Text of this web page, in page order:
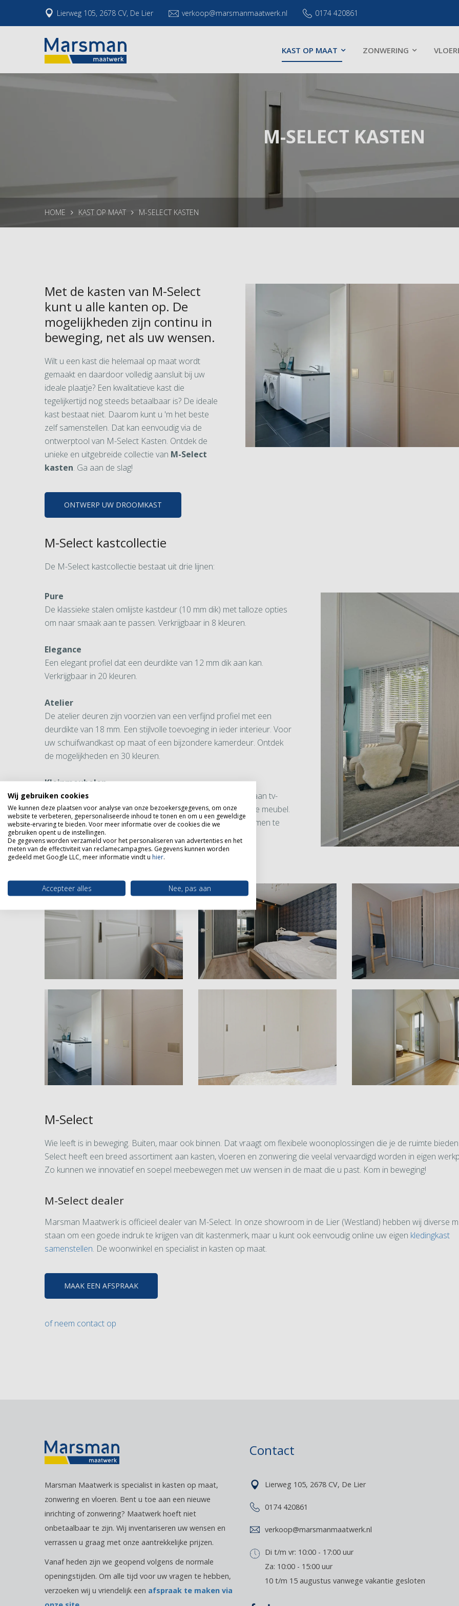
Lierweg 105, 2678 CV, De Lier verkoop@marsmanmaatwerk.nl 0174 420861
KAST OP MAAT ZONWERING
M-SELECT KASTEN
HOME KAST OP MAAT M-SELECT KASTEN
Met de kasten van M-Select
kunt u alle kanten op. De
mogelijkheden zijn continu in
beweging, net als uw wensen.
Wilt u een kast die helemaal op maat wordt
gemaakt en daardoor volledig aansluit bij uw
ideale plaatje? Een kwalitatieve kast die
tegelijkertijd nog steeds betaalbaar is? De ideale
kast bestaat niet. Daarom kunt u 'm het beste
zelf samenstellen. Dat kan eenvoudig via de
ontwerptool van M-Select Kasten. Ontdek de
unieke en uitgebreide collectie van M-Select
kasten. Ga aan de slag!
ONTWERP UW DROOMKAST
M-Select kastcollectie
De M-Select kastcollectie bestaat uit drie lijnen:
Pure
De klassieke stalen omlijste kastdeur (10 mm dik) met talloze opties
om naar smaak aan te passen. Verkrijgbaar in 8 kleuren.
Elegance
Een elegant profiel dat een deurdikte van 12 mm dik aan kan.
Verkrijgbaar in 20 kleuren.
Atelier
De atelier deuren zijn voorzien van een verfijnd profiel met een
deurdikte van 18 mm. Een stijlvolle toevoeging in ieder interieur. Voor
uw schuifwandkast op maat of een bijzondere kamerdeur. Ontdek
de mogelijkheden en 30 kleuren.
Kleinmeubelen
Ook kunt u bij M-Select terecht voor kleinmeubelen. Denk aan tv-
meubelen, wandmeubelen of bijvoorbeeld een wasmachine meubel.
Ook de kleinmeubelen zijn in talloze kleurmogelijkheden samen te
stellen.
M-Select
Wie leeft is in beweging. Buiten, maar ook binnen. Dat vraagt om flexibele woonoplossingen die je de ruimte
Select heeft een breed assortiment aan kasten, vloeren en zonwering die veelal vervaardigd worden in eigen
Zo kunnen we innovatief en soepel meebewegen met uw wensen in de maat die u past. Kom in beweging!
M-Select dealer
Marsman Maatwerk is officieel dealer van M-Select. In onze showroom in de Lier (Westland) hebben wij diverse
staan om een goede indruk te krijgen van dit kastenmerk, maar u kunt ook eenvoudig online uw eigen kledingkast
samenstellen. De woonwinkel en specialist in kasten op maat.
MAAK EEN AFSPRAAK
of neem contact op
Marsman Maatwerk is specialist in kasten op maat,
zonwering en vloeren. Bent u toe aan een nieuwe
inrichting of zonwering? Maatwerk hoeft niet
onbetaalbaar te zijn. Wij inventariseren uw wensen en
verrassen u graag met onze aantrekkelijke prijzen.
Vanaf heden zijn we geopend volgens de normale
openingstijden. Om alle tijd voor uw vragen te hebben,
verzoeken wij u vriendelijk een afspraak te maken via
Contact
Lierweg 105, 2678 CV, De Lier
0174 420861
verkoop@marsmanmaatwerk.nl
Di t/m vr: 10:00 - 17:00 uur
Za: 10:00 - 15:00 uur
10 t/m 15 augustus vanwege vakantie gesloten
Wij gebruiken cookies
We kunnen deze plaatsen voor analyse van onze bezoekersgegevens, om onze
website te verbeteren, gepersonaliseerde inhoud te tonen en om u een geweldige
website-ervaring te bieden. Voor meer informatie over de cookies die we
gebruiken opent u de instellingen.
De gegevens worden verzameld voor het personaliseren van advertenties en het
meten van de effectiviteit van reclamecampagnes. Gegevens kunnen worden
gedeeld met Google LLC, meer informatie vindt u hier.
Accepteer alles Nee, pas aan